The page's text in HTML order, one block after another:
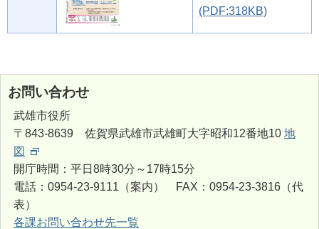
(PDF:318KB)
お問い合わせ
武雄市役所
〒843-8639 佐賀県武雄市武雄町大字昭和12番地10 地
図
開庁時間：平日8時30分～17時15分
電話：0954-23-9111（案内） FAX：0954-23-3816（代
表）
各課お問い合わせ先一覧